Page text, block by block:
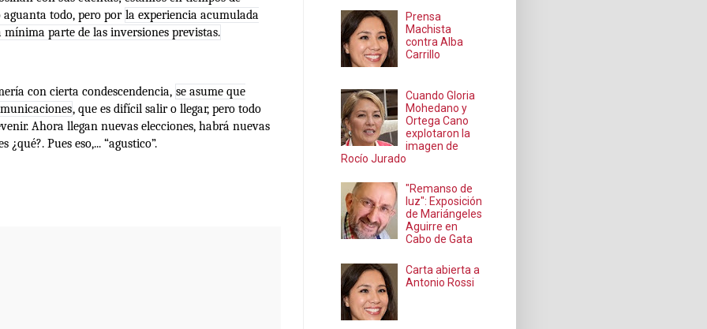
aguanta todo, pero por la experiencia acumulada
mínima parte de las inversiones previstas.
con cierta condescendencia, se asume que
, que es difícil salir o llegar, pero todo
Ahora llegan nuevas elecciones, habrá nuevas
¿qué?. Pues eso,... “agustico”.
Prensa
Machista
contra Alba
Carrillo
Cuando Gloria
Mohedano y
Ortega Cano
explotaron la
imagen de
Rocío Jurado
"Remanso de
luz": Exposición
de Mariángeles
Aguirre en
Cabo de Gata
Carta abierta a
Antonio Rossi